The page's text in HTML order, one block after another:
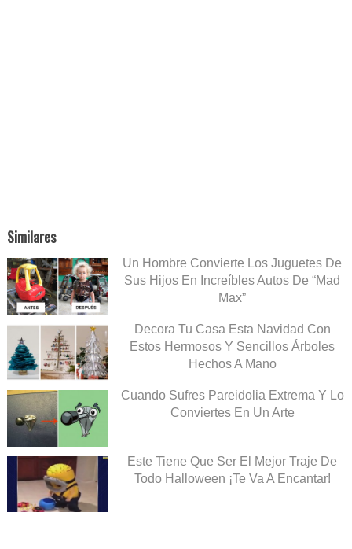
Similares
Un Hombre Convierte Los Juguetes De
Sus Hijos En Increíbles Autos De “Mad
Max”
Decora Tu Casa Esta Navidad Con
Estos Hermosos Y Sencillos Árboles
Hechos A Mano
Cuando Sufres Pareidolia Extrema Y Lo
Conviertes En Un Arte
Este Tiene Que Ser El Mejor Traje De
Todo Halloween ¡Te Va A Encantar!